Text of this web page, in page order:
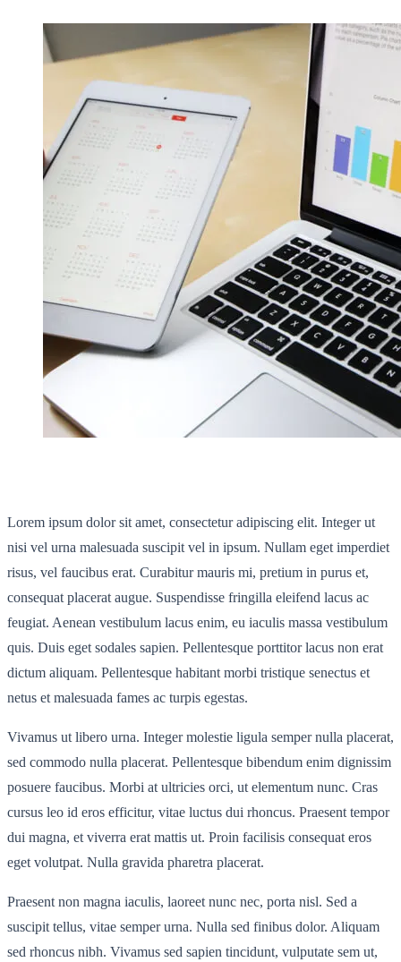
Lorem ipsum dolor sit amet, consectetur adipiscing elit. Integer ut
nisi vel urna malesuada suscipit vel in ipsum. Nullam eget imperdiet
risus, vel faucibus erat. Curabitur mauris mi, pretium in purus et,
consequat placerat augue. Suspendisse fringilla eleifend lacus ac
feugiat. Aenean vestibulum lacus enim, eu iaculis massa vestibulum
quis. Duis eget sodales sapien. Pellentesque porttitor lacus non erat
dictum aliquam. Pellentesque habitant morbi tristique senectus et
netus et malesuada fames ac turpis egestas.
Vivamus ut libero urna. Integer molestie ligula semper nulla placerat,
sed commodo nulla placerat. Pellentesque bibendum enim dignissim
posuere faucibus. Morbi at ultricies orci, ut elementum nunc. Cras
cursus leo id eros efficitur, vitae luctus dui rhoncus. Praesent tempor
dui magna, et viverra erat mattis ut. Proin facilisis consequat eros
eget volutpat. Nulla gravida pharetra placerat.
Praesent non magna iaculis, laoreet nunc nec, porta nisl. Sed a
suscipit tellus, vitae semper urna. Nulla sed finibus dolor. Aliquam
sed rhoncus nibh. Vivamus sed sapien tincidunt, vulputate sem ut,